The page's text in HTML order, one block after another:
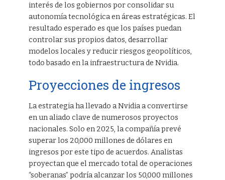
interés de los gobiernos por consolidar su
autonomía tecnológica en áreas estratégicas. El
resultado esperado es que los países puedan
controlar sus propios datos, desarrollar
modelos locales y reducir riesgos geopolíticos,
todo basado en la infraestructura de Nvidia.
Proyecciones de ingresos
La estrategia ha llevado a Nvidia a convertirse
en un aliado clave de numerosos proyectos
nacionales. Solo en 2025, la compañía prevé
superar los 20,000 millones de dólares en
ingresos por este tipo de acuerdos. Analistas
proyectan que el mercado total de operaciones
“soberanas” podría alcanzar los 50,000 millones